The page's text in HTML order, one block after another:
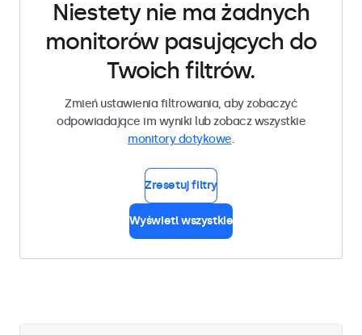
Niestety nie ma żadnych
monitorów pasujących do
Twoich filtrów.
Zmień ustawienia filtrowania, aby zobaczyć
odpowiadające im wyniki lub zobacz wszystkie
monitory dotykowe.
Zresetuj filtry
Wyświetl wszystkie